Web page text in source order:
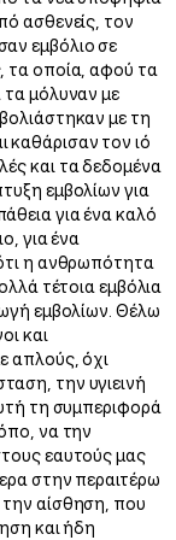
ασθενείς, τον
εμβόλιο σε
τα οποία, αφού τα
τα μόλυναν με
με τη
καθάρισαν τον ιό
και τα δεδομένα
εμβολίων για
για ένα καλό
για ένα
η ανθρωπότητα
τέτοια εμβόλια
εμβολίων. Θέλω
και
απλούς, όχι
την υγιεινή
τη συμπεριφορά
να την
εαυτούς μας
στην περαιτέρω
αίσθηση, που
και ήδη